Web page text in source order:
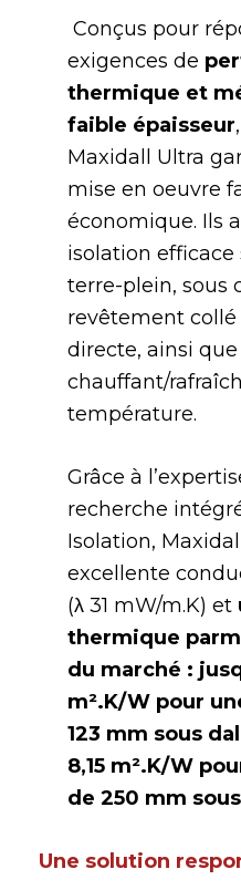
Conçus pour
exigences de
thermique et
faible épaisseur
Maxidall Ultra
mise en oeuvre
économique. Ils
isolation efficace
terre-plein, sous
revêtement collé
directe, ainsi
chauffant/
température.
Grâce à
recherche
Isolation,
excellente
(λ 31 mW/m.K) et
thermique
du marché :
m².K/W pour
123 mm sous
8,15 m².K/W
de 250 mm
Une solution